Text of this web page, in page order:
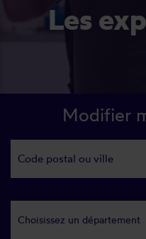
Les experts du volet
Modifier
Choisissez un département